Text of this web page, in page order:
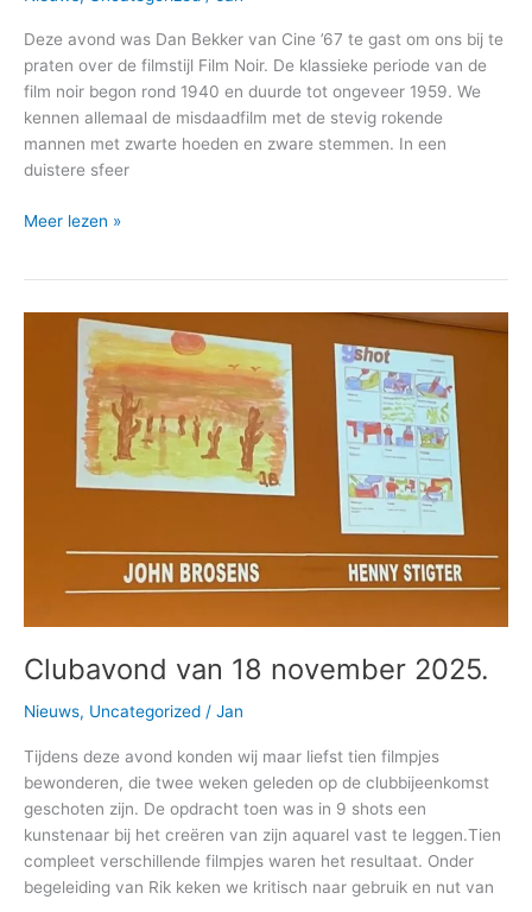
Deze avond was Dan Bekker van Cine ’67 te gast om ons bij te
praten over de filmstijl Film Noir. De klassieke periode van de
film noir begon rond 1940 en duurde tot ongeveer 1959. We
kennen allemaal de misdaadfilm met de stevig rokende
mannen met zwarte hoeden en zware stemmen. In een
duistere sfeer
Clubavond
Meer lezen »
Clubavond van 18 november 2025.
Nieuws, Uncategorized / Jan
Tijdens deze avond konden wij maar liefst tien filmpjes
bewonderen, die twee weken geleden op de clubbijeenkomst
geschoten zijn. De opdracht toen was in 9 shots een
kunstenaar bij het creëren van zijn aquarel vast te leggen.Tien
compleet verschillende filmpjes waren het resultaat. Onder
begeleiding van Rik keken we kritisch naar gebruik en nut van